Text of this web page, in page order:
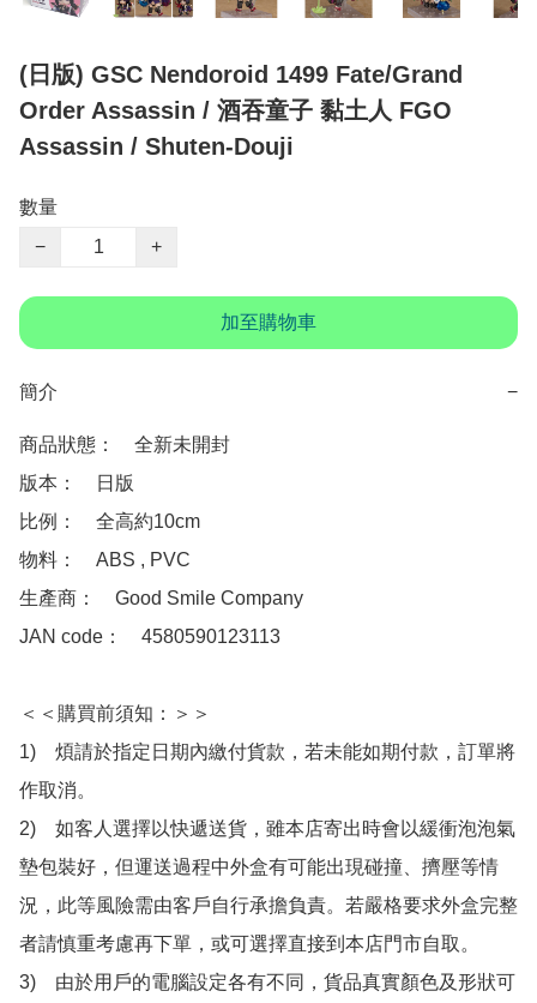
(日版) GSC Nendoroid 1499 Fate/Grand
Order Assassin / 酒吞童子 黏土人 FGO
Assassin / Shuten-Douji
數量
−
+
加至購物車
簡介 −
商品狀態：　全新未開封
版本：　日版
比例：　全高約10cm
物料：　ABS , PVC
生產商：　Good Smile Company
JAN code：　4580590123113
＜＜購買前須知：＞＞
1)　煩請於指定日期內繳付貨款，若未能如期付款，訂單將
作取消。
2)　如客人選擇以快遞送貨，雖本店寄出時會以緩衝泡泡氣
墊包裝好，但運送過程中外盒有可能出現碰撞、擠壓等情
況，此等風險需由客戶自行承擔負責。若嚴格要求外盒完整
者請慎重考慮再下單，或可選擇直接到本店門市自取。
3)　由於用戶的電腦設定各有不同，貨品真實顏色及形狀可